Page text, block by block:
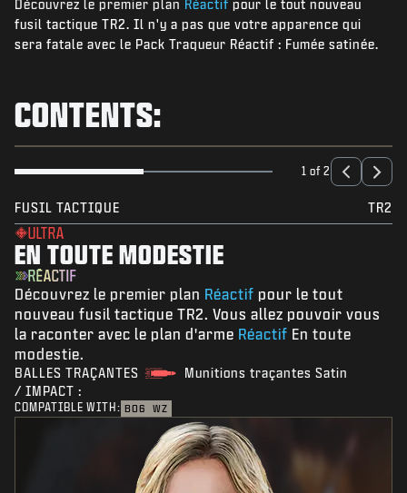
NIEUWS
STORE
SUPPORT
INLOGGEN|REGISTREREN
Découvrez le premier plan Réactif pour le tout nouveau
fusil tactique TR2. Il n'y a pas que votre apparence qui
sera fatale avec le Pack Traqueur Réactif : Fumée satinée.
CONTENTS:
1 of 2
FUSIL TACTIQUE TR2
ULTRA
EN TOUTE MODESTIE
RÉACTIF
Découvrez le premier plan Réactif pour le tout
nouveau fusil tactique TR2. Vous allez pouvoir vous
la raconter avec le plan d'arme Réactif En toute
modestie.
BALLES TRAÇANTES
/ IMPACT :
Munitions traçantes Satin
COMPATIBLE WITH: BO6 WZ